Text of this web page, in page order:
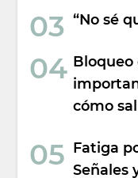
“No sé
Bloqueo
cómo
Fatiga
Señales